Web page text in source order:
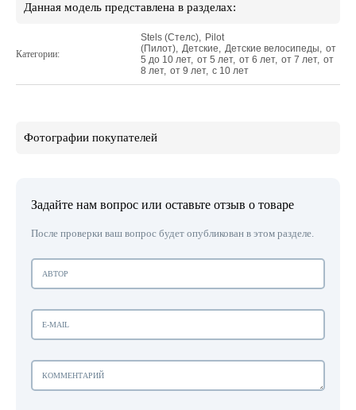
Данная модель представлена в разделах:
Категории:
Stels (Стелс), Pilot
(Пилот), Детские, Детские велосипеды, от
5 до 10 лет, от 5 лет, от 6 лет, от 7 лет, от
8 лет, от 9 лет, с 10 лет
Фотографии покупателей
Задайте нам вопрос или оставьте отзыв о товаре
После проверки ваш вопрос будет опубликован в этом разделе.